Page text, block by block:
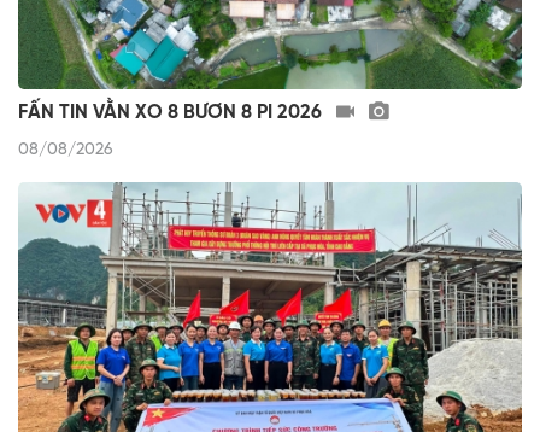
FẤN TIN VẰN XO 8 BƯƠN 8 PI 2026
08/08/2026